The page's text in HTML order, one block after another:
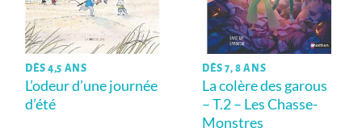
DÈS 4,5 ANS
L’odeur d’une journée
d’été
DÈS 7, 8 ANS
La colère des garous
– T.2 – Les Chasse-
Monstres